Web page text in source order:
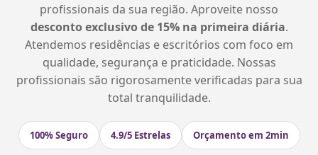
profissionais da sua região. Aproveite nosso
desconto exclusivo de 15% na primeira diária.
Atendemos residências e escritórios com foco em
qualidade, segurança e praticidade. Nossas
profissionais são rigorosamente verificadas para sua
total tranquilidade.
100% Seguro 4.9/5 Estrelas Orçamento em 2min